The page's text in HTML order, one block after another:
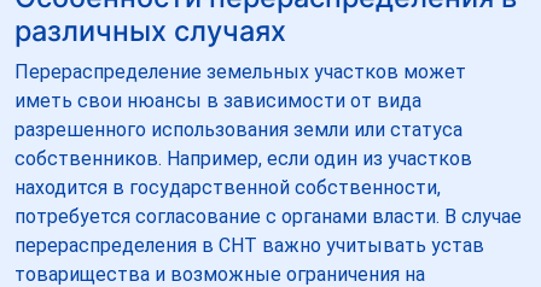
различных случаях
Перераспределение земельных участков может
иметь свои нюансы в зависимости от вида
разрешенного использования земли или статуса
собственников. Например, если один из участков
находится в государственной собственности,
потребуется согласование с органами власти. В случае
перераспределения в СНТ важно учитывать устав
товарищества и возможные ограничения на